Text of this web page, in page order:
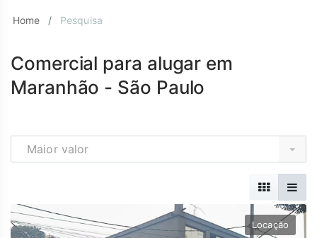
Home Pesquisa
Comercial para alugar em
Maranhão - São Paulo
Maior valor
Locação